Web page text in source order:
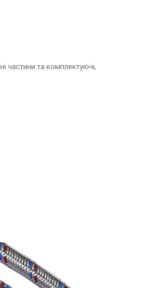
частини та комплектуючі,